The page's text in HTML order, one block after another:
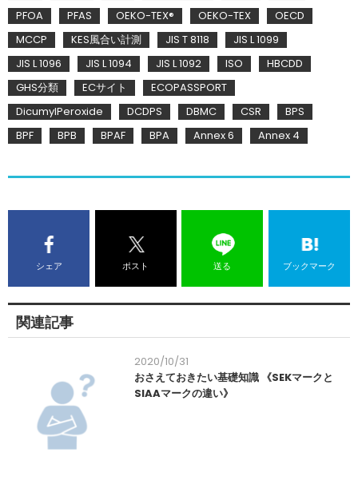
PFOA
PFAS OEKO-TEX® OEKO-TEX
OECD
MCCP
KES風合い計測 JIS T 8118
JIS L 1099
JIS L 1096
JIS L 1094 JIS L 1092 ISO
HBCDD
GHS分類
ECサイト
ECOPASSPORT
DicumylPeroxide
DCDPS DBMC CSR
BPS
BPF
BPB BPAF BPA Annex 6 Annex 4
シェア ポスト 送る ブックマーク
関連記事
2020/10/31
おさえておきたい基礎知識 《SEKマークと
SIAAマークの違い》